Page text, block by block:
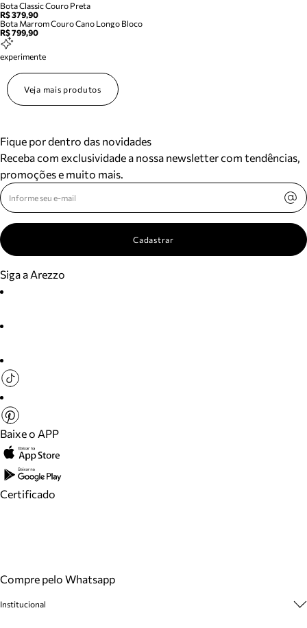
Bota Classic Couro Preta
R$ 379,90
Bota Marrom Couro Cano Longo Bloco
R$ 799,90
experimente
Veja mais produtos
Fique por dentro das novidades
Receba com exclusividade a nossa newsletter com tendências,
promoções e muito mais.
Cadastrar
Siga a Arezzo
Baixe o APP
Certificado
Compre pelo Whatsapp
Institucional